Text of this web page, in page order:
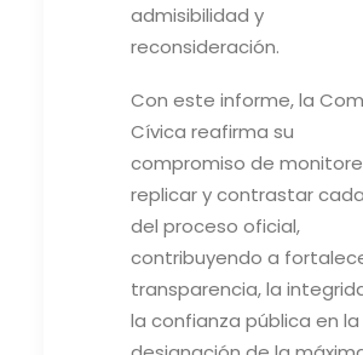
admisibilidad y
reconsideración.
Con este informe, la
Cívica reafirma su
compromiso de
replicar y contrastar
del proceso oficial,
contribuyendo a
transparencia, la
la confianza pública en la